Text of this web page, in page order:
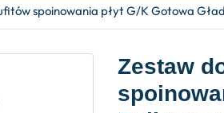
spoinowania płyt G/K Gotowa
Zestaw